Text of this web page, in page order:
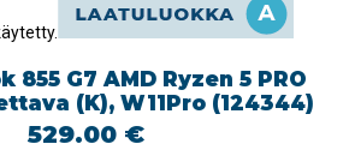
855 G7 AMD Ryzen 5 PRO
(K), W11Pro (124344)
529.00 €